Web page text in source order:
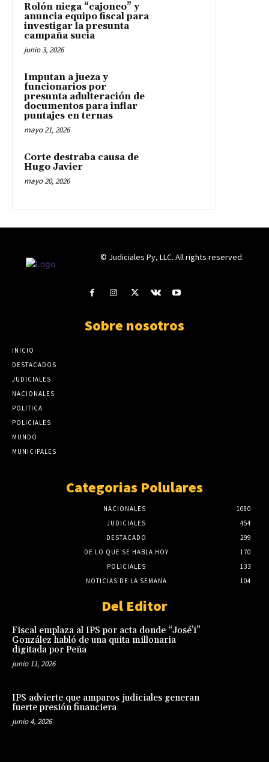
Rolón niega “cajoneo” y
anuncia equipo fiscal para
investigar la presunta
campaña sucia
junio 3, 2026
Imputan a jueza y
funcionarios por
presunta adulteración de
documentos para inflar
puntajes en ternas
mayo 21, 2026
Corte destraba causa de
Hugo Javier
mayo 20, 2026
© Judiciales Py, LLC. All rights reserved.
Sobre nosotros
INICIO
DESTACADOS
JUDICIALES
NACIONALES
POLITICA
POLICIALES
MUNDO
MUNICIPALES
Categorias Polulares
NACIONALES
1080
JUDICIALES
454
DESTACADO
299
DE LO QUE SE HABLA HOY
170
POLICIALES
133
NOTICIAS DE LA SEMANA
104
Del Editor
Fiscal emplaza al IPS por acta donde “José’i”
González habló de una quita millonaria
digitada por Peña
junio 11, 2026
IPS advierte que amparos judiciales generan
fuerte presión financiera
junio 4, 2026